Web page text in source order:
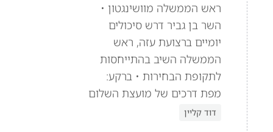
ראש הממשלה מוושינגטון •
השר בן גביר דרש סיכולים
יומיים ברצועת עזה, ראש
הממשלה השיב בהתייחסות
לתקופת הבחירות • ברקע:
מפת דרכים של מועצת השלום
דוד קליין